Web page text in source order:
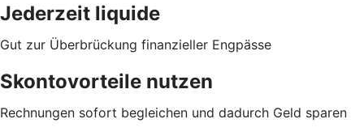
Jederzeit liquide
Gut zur Überbrückung finanzieller Engpässe
Skontovorteile nutzen
Rechnungen sofort begleichen und dadurch Geld sparen